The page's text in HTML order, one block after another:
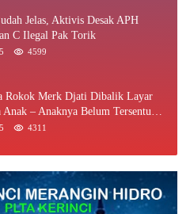
Jelas, Aktivis Desak APH
C Ilegal Pak Torik
4599
Rokok Merk Djati Dibalik Layar
– Anaknya Belum Tersentuh
4311